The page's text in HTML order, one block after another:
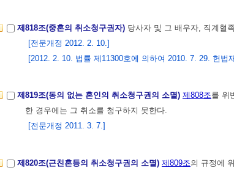
제818조(중혼의 취소청구권자) 당사자 및 그 배우자, 직계혈
[전문개정 2012. 2. 10.]
[2012. 2. 10. 법률 제11300호에 의하여 2010. 7. 29. 헌
제819조(동의 없는 혼인의 취소청구권의 소멸) 제808조를 위
한 경우에는 그 취소를 청구하지 못한다.
[전문개정 2011. 3. 7.]
제820조(근친혼등의 취소청구권의 소멸) 제809조의 규정에